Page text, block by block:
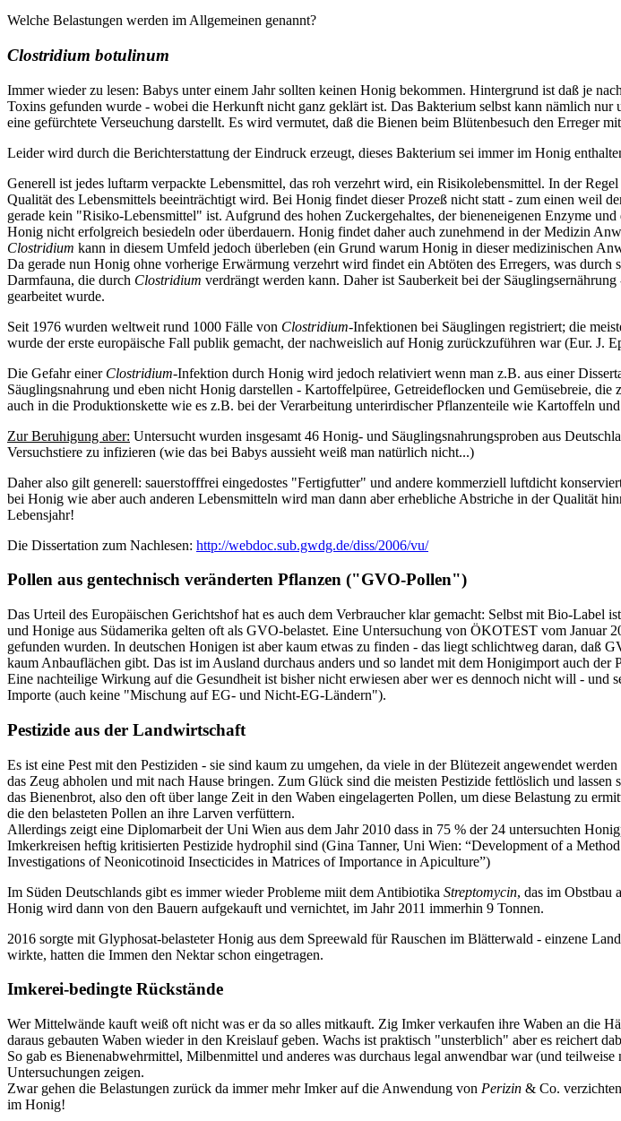
Welche Belastungen werden im Allgemeinen genannt?
Clostridium botulinum
Immer wieder zu lesen: Babys unter einem Jahr sollten keinen Honig bekommen. Hintergrund ist daß je
Toxins gefunden wurde - wobei die Herkunft nicht ganz geklärt ist. Das Bakterium selbst kann nämlich
eine gefürchtete Verseuchung darstellt. Es wird vermutet, daß die Bienen beim Blütenbesuch den Erreger
Leider wird durch die Berichterstattung der Eindruck erzeugt, dieses Bakterium sei immer im Honig
Generell ist jedes luftarm verpackte Lebensmittel, das roh verzehrt wird, ein Risikolebensmittel. In der
Qualität des Lebensmittels beeinträchtigt wird. Bei Honig findet dieser Prozeß nicht statt - zum einen weil
gerade kein "Risiko-Lebensmittel" ist. Aufgrund des hohen Zuckergehaltes, der bieneneigenen Enzyme
Honig nicht erfolgreich besiedeln oder überdauern. Honig findet daher auch zunehmend in der Medizin
Clostridium kann in diesem Umfeld jedoch überleben (ein Grund warum Honig in dieser medizinischen
Da gerade nun Honig ohne vorherige Erwärmung verzehrt wird findet ein Abtöten des Erregers, was
Darmfauna, die durch Clostridium verdrängt werden kann. Daher ist Sauberkeit bei der
gearbeitet wurde.
Seit 1976 wurden weltweit rund 1000 Fälle von Clostridium-Infektionen bei Säuglingen registriert; die
wurde der erste europäische Fall publik gemacht, der nachweislich auf Honig zurückzuführen war (Eur. J.
Die Gefahr einer Clostridium-Infektion durch Honig wird jedoch relativiert wenn man z.B. aus einer
Säuglingsnahrung und eben nicht Honig darstellen - Kartoffelpüree, Getreideflocken und Gemüsebreie,
auch in die Produktionskette wie es z.B. bei der Verarbeitung unterirdischer Pflanzenteile wie Kartoffeln
Zur Beruhigung aber: Untersucht wurden insgesamt 46 Honig- und Säuglingsnahrungsproben aus
Versuchstiere zu infizieren (wie das bei Babys aussieht weiß man natürlich nicht...)
Daher also gilt generell: sauerstofffrei eingedostes "Fertigfutter" und andere kommerziell luftdicht
bei Honig wie aber auch anderen Lebensmitteln wird man dann aber erhebliche Abstriche in der Qualität
Lebensjahr!
Die Dissertation zum Nachlesen: http://webdoc.sub.gwdg.de/diss/2006/vu/
Pollen aus gentechnisch veränderten Pflanzen ("GVO-Pollen")
Das Urteil des Europäischen Gerichtshof hat es auch dem Verbraucher klar gemacht: Selbst mit Bio-Label
und Honige aus Südamerika gelten oft als GVO-belastet. Eine Untersuchung von ÖKOTEST vom
gefunden wurden. In deutschen Honigen ist aber kaum etwas zu finden - das liegt schlichtweg daran, daß
kaum Anbauflächen gibt. Das ist im Ausland durchaus anders und so landet mit dem Honigimport auch der
Eine nachteilige Wirkung auf die Gesundheit ist bisher nicht erwiesen aber wer es dennoch nicht will - und
Importe (auch keine "Mischung auf EG- und Nicht-EG-Ländern").
Pestizide aus der Landwirtschaft
Es ist eine Pest mit den Pestiziden - sie sind kaum zu umgehen, da viele in der Blütezeit angewendet
das Zeug abholen und mit nach Hause bringen. Zum Glück sind die meisten Pestizide fettlöslich und
das Bienenbrot, also den oft über lange Zeit in den Waben eingelagerten Pollen, um diese Belastung zu
die den belasteten Pollen an ihre Larven verfüttern.
Allerdings zeigt eine Diplomarbeit der Uni Wien aus dem Jahr 2010 dass in 75 % der 24 untersuchten
Imkerkreisen heftig kritisierten Pestizide hydrophil sind (Gina Tanner, Uni Wien: “Development of a
Investigations of Neonicotinoid Insecticides in Matrices of Importance in Apiculture”)
Im Süden Deutschlands gibt es immer wieder Probleme miit dem Antibiotika Streptomycin, das im Obstbau
Honig wird dann von den Bauern aufgekauft und vernichtet, im Jahr 2011 immerhin 9 Tonnen.
2016 sorgte mit Glyphosat-belasteter Honig aus dem Spreewald für Rauschen im Blätterwald - einzene
wirkte, hatten die Immen den Nektar schon eingetragen.
Imkerei-bedingte Rückstände
Wer Mittelwände kauft weiß oft nicht was er da so alles mitkauft. Zig Imker verkaufen ihre Waben an die
daraus gebauten Waben wieder in den Kreislauf geben. Wachs ist praktisch "unsterblich" aber es reichert
So gab es Bienenabwehrmittel, Milbenmittel und anderes was durchaus legal anwendbar war (und
Untersuchungen zeigen.
Zwar gehen die Belastungen zurück da immer mehr Imker auf die Anwendung von Perizin & Co.
im Honig!